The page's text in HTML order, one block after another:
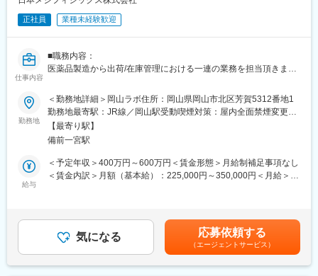
■就業環境：
・当社製品を特別価格で購入可能。働きながら自身も美しくなれ
■福利厚生、働き方
年間休日123日、土日祝休み、転勤なし。岡山で腰を据えて働け
ます。
独身寮や、NAGASEグループの福利厚生も利用可能です。
勤務地は岡山内の三つの工場からいずれかにて配属します。
■当社の特徴
（1）1883年に水飴製造からスタートした当社は、独創的な研究
に取り組む研究開発型企業として歩み続け、バイオテクノロジー
や機能性色素の技術をベースに幅広い分野で事業を展開していま
拓、販売、物流等、商社・長瀬産業が有する幅広い機能のバック
アップを得て、世界へ進出しています。更に今後NAGASEグルー
術の研究開発を一層深化させ、様々な分野でイノベーションを起
こし続けるオンリーワン企業となる事を目指しています。また、
「誠実に正道を歩む」というNAGASEグループの理念の下、世界
の顧客に真に価値ある製品を供給し岡山をベースにグローバルに
正社員 業種未経験歓迎
仕事内容
■職務内容：
医薬品製造から出荷/在庫管理における一連の業務を担当頂きま
医薬品製造業務をレクチャーします。
■職務詳細
・医薬品原料生成のための機械（サイクロトロン）の操作、管理
・医薬品原料を合成装置にて製剤化（合成装置を用いた合成操作
と調整）
・出荷のための包装及び梱包
■働き方補足：
下記いずれかパターンの勤務時間で1勤務1週間ごと（1シフト/1週
勤務地
＜勤務地詳細＞岡山ラボ住所：岡山県岡山市北区芳賀5312番地1
勤務地最寄駅：JR線／岡山駅受動喫煙対策：屋内全面禁煙変更の
範囲：会社の定める事業所
【最寄り駅】
備前一宮駅
給与
＜予定年収＞400万円～600万円＜賃金形態＞月給制補足事項なし
＜賃金内訳＞月額（基本給）：225,000円～350,000円＜月給＞
績のターゲット100％達成の場合支給■昇給：年1回賃金はあくま
でも目安の金額であり、選考を通じて上下する可能性がありま
す。月給(月額)は固定手当を含めた表記です。
気になる 応募依頼する
（エージェントサービス）